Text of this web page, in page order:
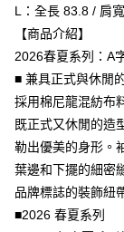
付款後萊爾富取貨
每筆NT$80，滿
7-11取貨付款
每筆NT$80，滿
付款後7-11取貨
每筆NT$80，滿
宅配
每筆NT$120，滿
L：全長 83.8 / 肩
【商品介紹】
2026春夏系列：A
■ 兼具正式與休閒
採用棉尼龍混紡布
既正式又休閒的造
勒出優美的身形。
葉邊和下擺的細密
品牌標誌的裝飾紐
■2026 春夏系列